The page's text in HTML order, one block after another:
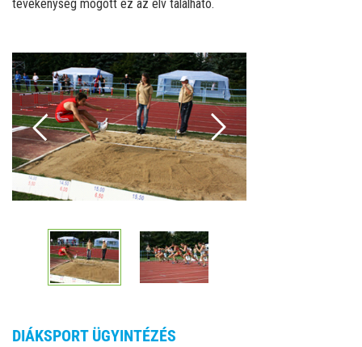
tevékenység mögött ez az elv található.
DIÁKSPORT ÜGYINTÉZÉS